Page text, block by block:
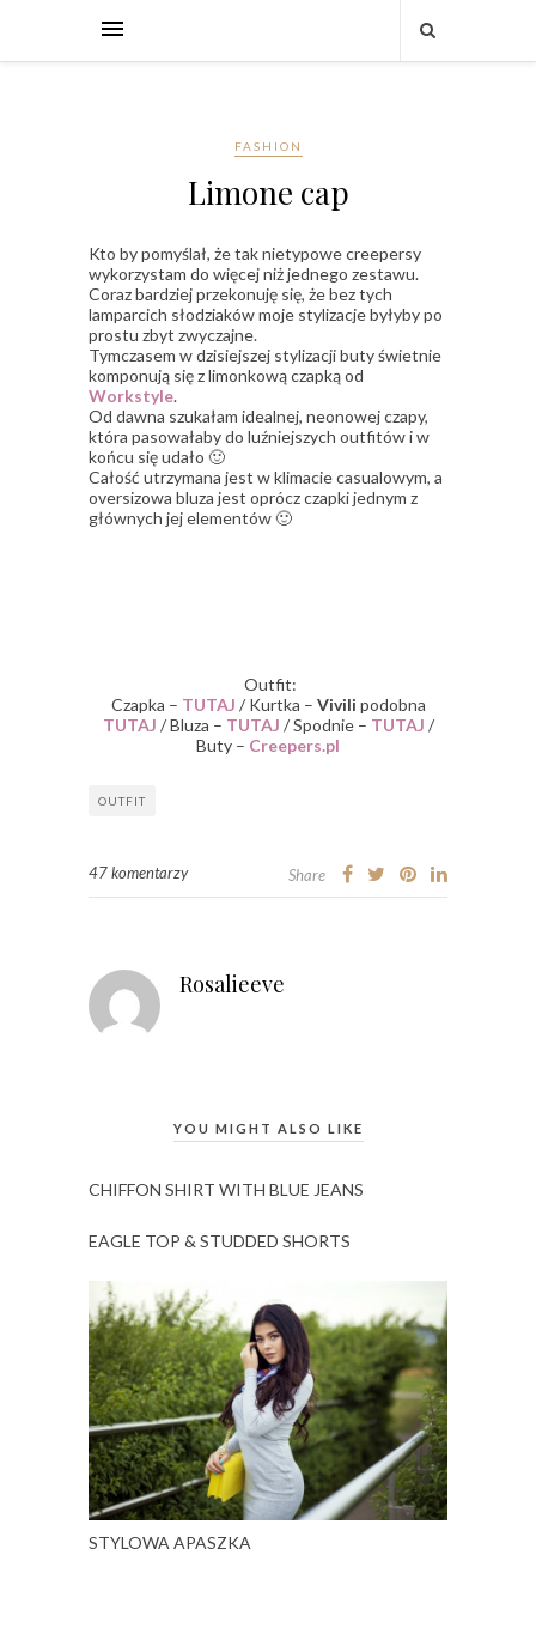
FASHION
Limone cap
Kto by pomyślał, że tak nietypowe creepersy
wykorzystam do więcej niż jednego zestawu.
Coraz bardziej przekonuję się, że bez tych
lamparcich słodziaków moje stylizacje byłyby po
prostu zbyt zwyczajne.
Tymczasem w dzisiejszej stylizacji buty świetnie
komponują się z limonkową czapką od
Workstyle.
Od dawna szukałam idealnej, neonowej czapy,
która pasowałaby do luźniejszych outfitów i w
końcu się udało 🙂
Całość utrzymana jest w klimacie casualowym, a
oversizowa bluza jest oprócz czapki jednym z
głównych jej elementów 🙂
Outfit:
Czapka – TUTAJ / Kurtka – Vivili podobna
TUTAJ / Bluza – TUTAJ / Spodnie – TUTAJ /
Buty – Creepers.pl
OUTFIT
47 komentarzy Share
Rosalieeve
YOU MIGHT ALSO LIKE
CHIFFON SHIRT WITH BLUE JEANS
EAGLE TOP & STUDDED SHORTS
STYLOWA APASZKA